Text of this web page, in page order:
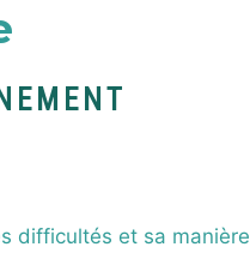
difficultés et sa manière